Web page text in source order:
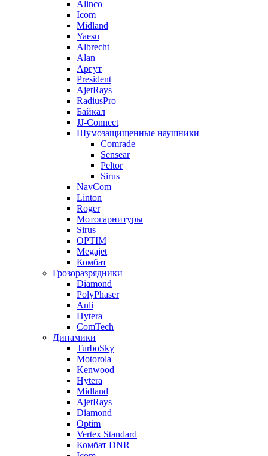
Alinco
Icom
Midland
Yaesu
Albrecht
Alan
Аргут
President
AjetRays
RadiusPro
Байкал
JJ-Connect
Шумозащищенные наушники
Comrade
Sensear
Peltor
Sirus
NavCom
Linton
Roger
Мотогарнитуры
Sirus
OPTIM
Megajet
Комбат
Грозоразрядники
Diamond
PolyPhaser
Anli
Hytera
ComTech
Динамики
TurboSky
Motorola
Kenwood
Hytera
Midland
AjetRays
Diamond
Optim
Vertex Standard
Комбат DNR